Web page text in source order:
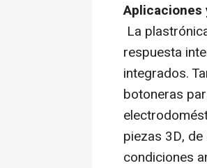
Aplicaciones
La
respuesta
integrados.
botoneras
piezas 3D,
condiciones